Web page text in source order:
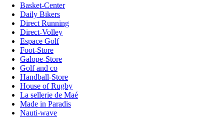
Basket-Center
Daily Bikers
Direct Running
Direct-Volley
Espace Golf
Foot-Store
Galope-Store
Golf and co
Handball-Store
House of Rugby
La sellerie de Maé
Made in Paradis
Nauti-wave